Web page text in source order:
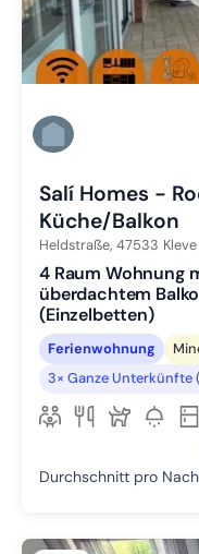
Salí Homes -
Küche/Balkon
Heldstraße, 47533 Kleve
4 Raum Wohnung
überdachtem
(Einzelbetten)
Ferienwohnung
3× Ganze Unterkünfte
Durchschnitt pro